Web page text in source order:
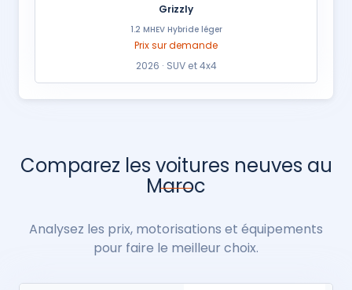
Grizzly
1.2 MHEV Hybride léger
Prix sur demande
2026 · SUV et 4x4
Comparez les voitures neuves au
Maroc
Analysez les prix, motorisations et équipements
pour faire le meilleur choix.